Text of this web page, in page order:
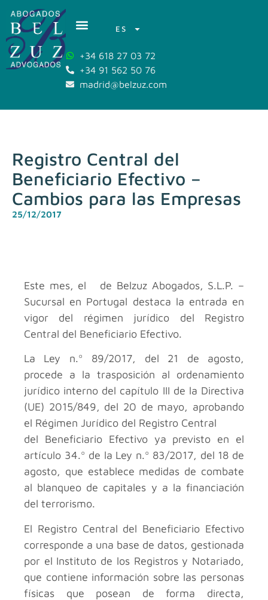
ES
+34 618 27 03 72
+34 91 562 50 76
madrid@belzuz.com
Registro Central del
Beneficiario Efectivo –
Cambios para las Empresas
25/12/2017
Este mes, el de Belzuz Abogados, S.L.P. –
Sucursal en Portugal destaca la entrada en
vigor del régimen jurídico del Registro
Central del Beneficiario Efectivo.
La Ley n.º 89/2017, del 21 de agosto,
procede a la trasposición al ordenamiento
jurídico interno del capítulo III de la Directiva
(UE) 2015/849, del 20 de mayo, aprobando
el Régimen Jurídico del Registro Central
del Beneficiario Efectivo ya previsto en el
artículo 34.º de la Ley n.º 83/2017, del 18 de
agosto, que establece medidas de combate
al blanqueo de capitales y a la financiación
del terrorismo.
El Registro Central del Beneficiario Efectivo
corresponde a una base de datos, gestionada
por el Instituto de los Registros y Notariado,
que contiene información sobre las personas
físicas que posean de forma directa,